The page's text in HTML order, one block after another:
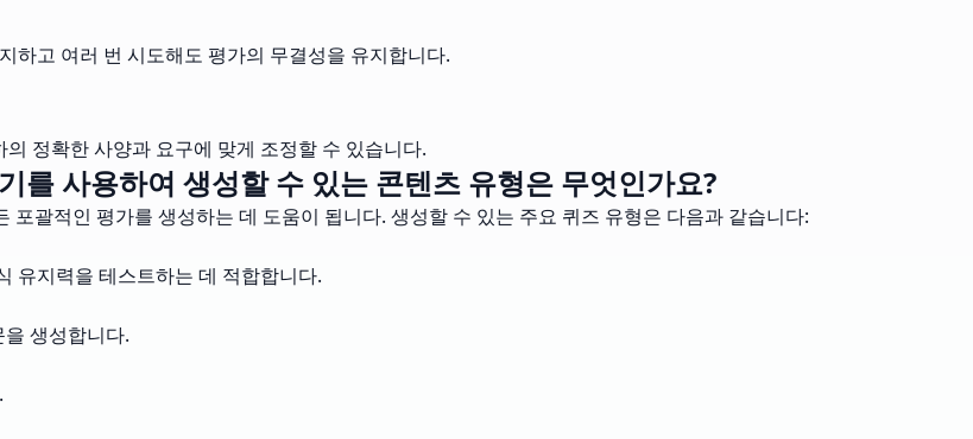
하고 여러 번 시도해도 평가의 무결성을 유지합니다.
정확한 사양과 요구에 맞게 조정할 수 있습니다.
를 사용하여 생성할 수 있는 콘텐츠 유형은 무엇인가요?
괄적인 평가를 생성하는 데 도움이 됩니다. 생성할 수 있는 주요 퀴즈 유형은 다음과 같습니다:
유지력을 테스트하는 데 적합합니다.
생성합니다.